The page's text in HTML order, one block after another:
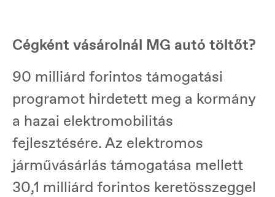
Cégként vásárolnál MG autó töltőt?
90 milliárd forintos támogatási
programot hirdetett meg a kormány
a hazai elektromobilitás
fejlesztésére. Az elektromos
járművásárlás támogatása mellett
30,1 milliárd forintos keretösszeggel